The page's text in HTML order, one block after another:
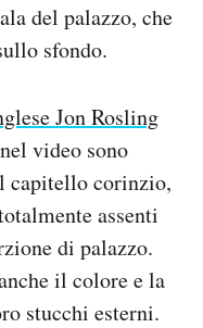
del palazzo, che
sfondo.
Jon Rosling
video sono
capitello corinzio,
assenti
di palazzo.
il colore e la
stucchi esterni.